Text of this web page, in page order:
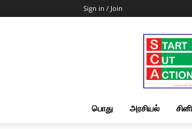
Sign in / Join
|
&
பொது அரசியல்